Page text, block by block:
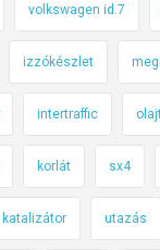
volkswagen id.7
izzókészlet
intertraffic
korlát sx4
katalizátor utazás